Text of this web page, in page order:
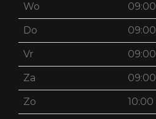
Wo 09:00
Do 09:00
Vr 09:00
Za 09:00
Zo 10:00